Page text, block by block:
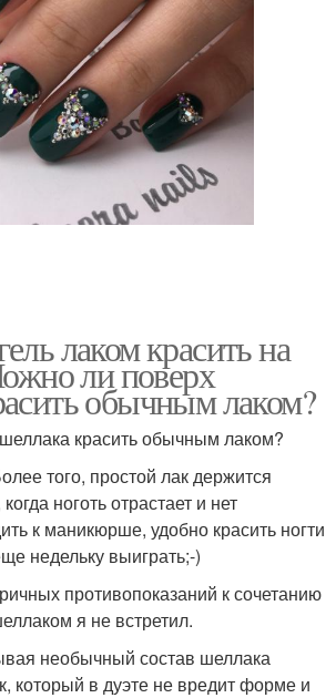
лаком красить на
ли поверх
обычным лаком?
красить обычным лаком?
того, простой лак держится
ноготь отрастает и нет
к маникюрше, удобно красить ногти
недельку выиграть;-)
противопоказаний к сочетанию
я не встретил.
необычный состав шеллака
который в дуэте не вредит форме и